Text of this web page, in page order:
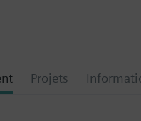
Projets